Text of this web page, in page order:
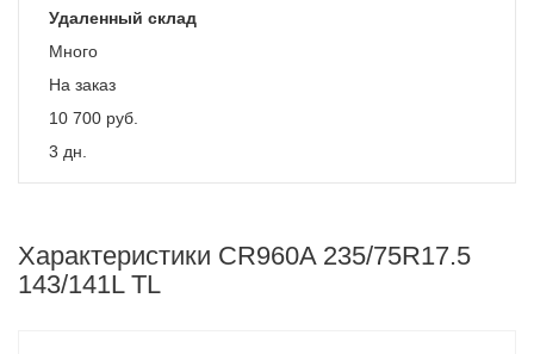
Удаленный склад
Много
На заказ
10 700 руб.
3 дн.
Характеристики CR960A 235/75R17.5
143/141L TL